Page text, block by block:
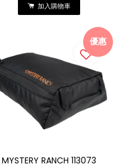
加入購物車
優惠
MYSTERY RANCH 113073